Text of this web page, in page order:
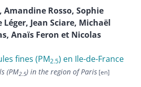
, Amandine Rosso, Sophie
Léger, Jean Sciare, Michaël
, Anaïs Feron et Nicolas
fines (PM2.5) en Ile-de-France
(PM2.5) in the region of Paris